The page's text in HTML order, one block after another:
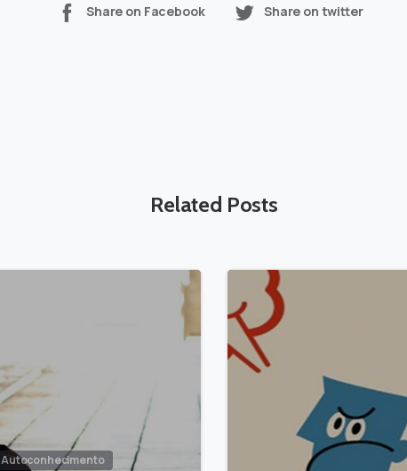
Share on Facebook Share on twitter
Related Posts
-
Autoconhecimento